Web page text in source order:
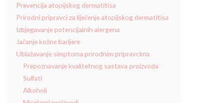
Prevencija atopijskog dermatitisa
Prirodni pripravci za liječenje atopijskog dermatitisa
Izbjegavanje potencijalnih alergena
Jačanje kožne barijere
Ublažavanje simptoma prirodnim pripravcima
Prepoznavanje kvalitetnog sastava proizvoda
Sulfati
Alkoholi